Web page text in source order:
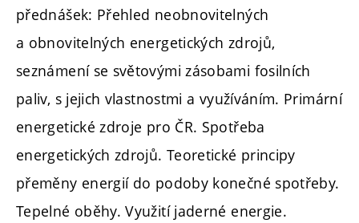
přednášek: Přehled neobnovitelných
a obnovitelných energetických zdrojů,
seznámení se světovými zásobami fosilních
paliv, s jejich vlastnostmi a využíváním. Primární
energetické zdroje pro ČR. Spotřeba
energetických zdrojů. Teoretické principy
přeměny energií do podoby konečné spotřeby.
Tepelné oběhy. Využití jaderné energie.